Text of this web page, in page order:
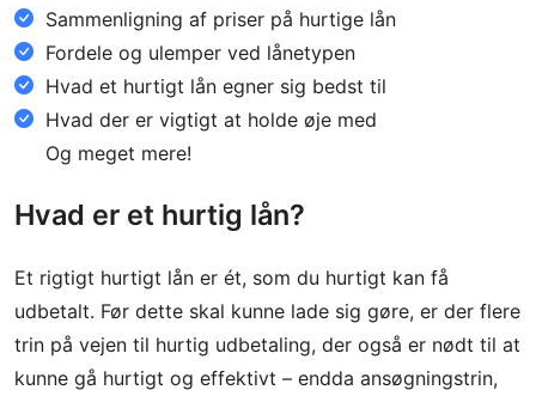
Sammenligning af priser på hurtige lån
Fordele og ulemper ved lånetypen
Hvad et hurtigt lån egner sig bedst til
Hvad der er vigtigt at holde øje med
Og meget mere!
Hvad er et hurtig lån?
Et rigtigt hurtigt lån er ét, som du hurtigt kan få
udbetalt. Før dette skal kunne lade sig gøre, er der flere
trin på vejen til hurtig udbetaling, der også er nødt til at
kunne gå hurtigt og effektivt – endda ansøgningstrin,